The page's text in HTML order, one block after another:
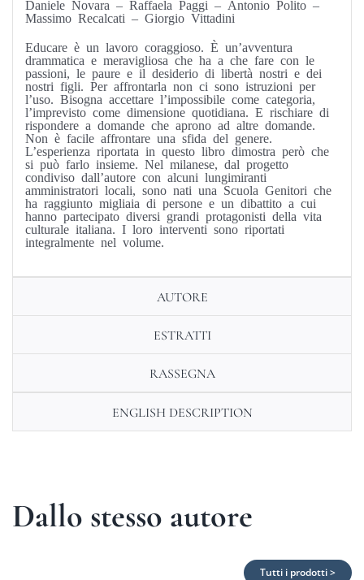
Daniele Novara – Raffaela Paggi – Antonio Polito –
Massimo Recalcati – Giorgio Vittadini
Educare è un lavoro coraggioso. È un’avventura
drammatica e meravigliosa che ha a che fare con le
passioni, le paure e il desiderio di libertà nostri e dei
nostri figli. Per affrontarla non ci sono istruzioni per
l’uso. Bisogna accettare l’impossibile come categoria,
l’imprevisto come dimensione quotidiana. E rischiare di
rispondere a domande che aprono ad altre domande.
Non è facile affrontare una sfida del genere.
L’esperienza riportata in questo libro dimostra però che
si può farlo insieme. Nel milanese, dal progetto
condiviso dall’autore con alcuni lungimiranti
amministratori locali, sono nati una Scuola Genitori che
ha raggiunto migliaia di persone e un dibattito a cui
hanno partecipato diversi grandi protagonisti della vita
culturale italiana. I loro interventi sono riportati
integralmente nel volume.
AUTORE
ESTRATTI
RASSEGNA
ENGLISH DESCRIPTION
Dallo stesso autore
Tutti i prodotti >